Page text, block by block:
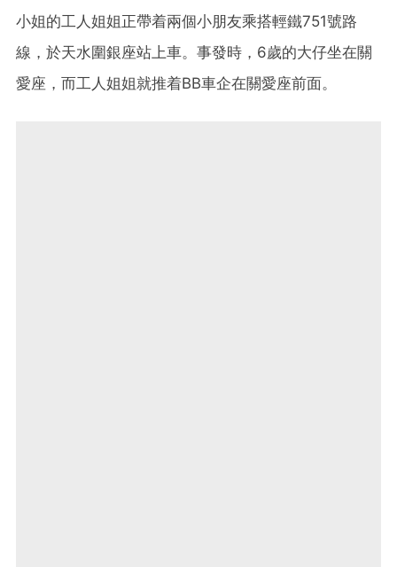
小姐的工人姐姐正帶着兩個小朋友乘搭輕鐵751號路
線，於天水圍銀座站上車。事發時，6歲的大仔坐在關
愛座，而工人姐姐就推着BB車企在關愛座前面。